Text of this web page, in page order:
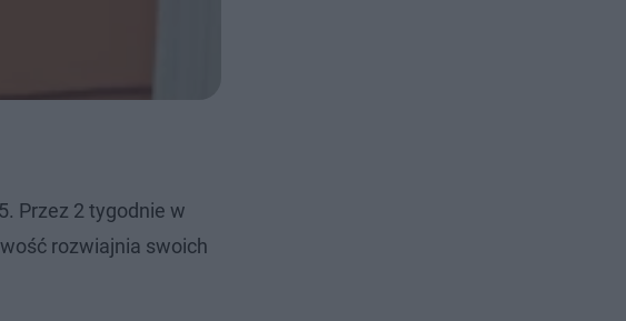
Przez 2 tygodnie w
rozwiajnia swoich